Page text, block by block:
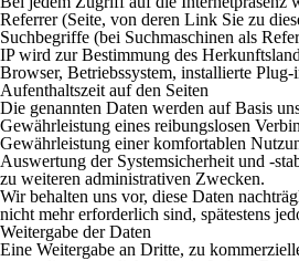
Referrer (Seite, von deren Link Sie zu
Suchbegriffe (bei Suchmaschinen als
IP wird zur Bestimmung des
Browser, Betriebssystem, installierte
Aufenthaltszeit auf den Seiten
Die genannten Daten werden auf Basis
Gewährleistung eines reibungslosen
Gewährleistung einer komfortablen
Auswertung der Systemsicherheit und -
zu weiteren administrativen Zwecken.
Wir behalten uns vor, diese Daten
nicht mehr erforderlich sind, spätestens
Weitergabe der Daten
Eine Weitergabe an Dritte, zu